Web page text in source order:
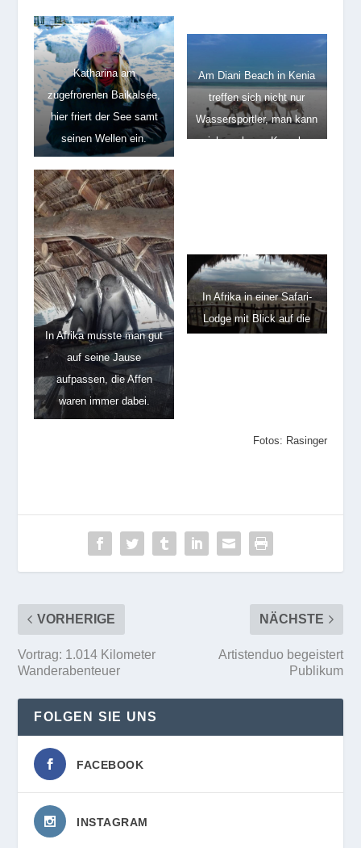
Katharina am
zugefrorenen Baikalsee,
hier friert der See samt
seinen Wellen ein.
Am Diani Beach in Kenia
treffen sich nicht nur
Wassersportler, man kann
sich auch von Kamelen
In Afrika musste man gut
auf seine Jause
aufpassen, die Affen
waren immer dabei.
In Afrika in einer Safari-
Lodge mit Blick auf die
Fotos: Rasinger
VORHERIGE
Vortrag: 1.014 Kilometer
Wanderabenteuer
NÄCHSTE
Artistenduo begeistert
Publikum
FOLGEN SIE UNS
FACEBOOK
INSTAGRAM